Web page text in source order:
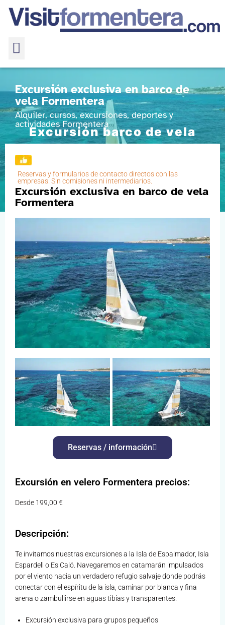
Excursión barco de vela
Home
Excursión barco de vela Formentera
Excursión exclusiva en barco de
vela Formentera
Alquiler, cursos, excursiones, deportes y
actividades Formentera
Reservas y formularios de contacto directos con las
empresas. Sin comisiones ni intermediarios.
Excursión exclusiva en barco de vela
Formentera
Reservas / información
Excursión en velero Formentera precios:
Desde 199,00 €
Descripción:
Te invitamos nuestras excursiones a la Isla de Espalmador, Isla
Espardell o Es Caló. Navegaremos en catamarán impulsados
por el viento hacia un verdadero refugio salvaje donde podrás
conectar con el espíritu de la isla, caminar por blanca y fina
arena o zambullirse en aguas tibias y transparentes.
Excursión exclusiva para grupos pequeños